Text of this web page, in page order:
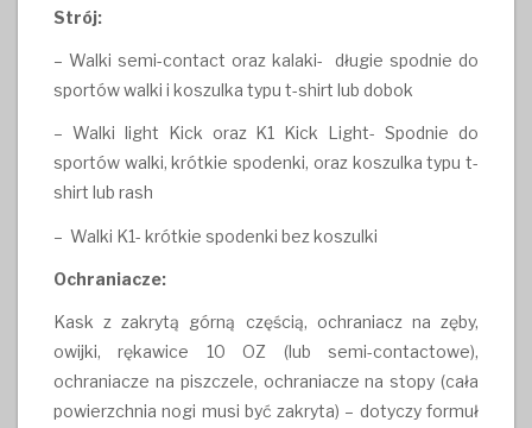
Strój:
– Walki semi-contact oraz kalaki- długie spodnie do
sportów walki i koszulka typu t-shirt lub dobok
– Walki light Kick oraz K1 Kick Light- Spodnie do
sportów walki, krótkie spodenki, oraz koszulka typu t-
shirt lub rash
– Walki K1- krótkie spodenki bez koszulki
Ochraniacze:
Kask z zakrytą górną częścią, ochraniacz na zęby,
owijki, rękawice 10 OZ (lub semi-contactowe),
ochraniacze na piszczele, ochraniacze na stopy (cała
powierzchnia nogi musi być zakryta) – dotyczy formuł